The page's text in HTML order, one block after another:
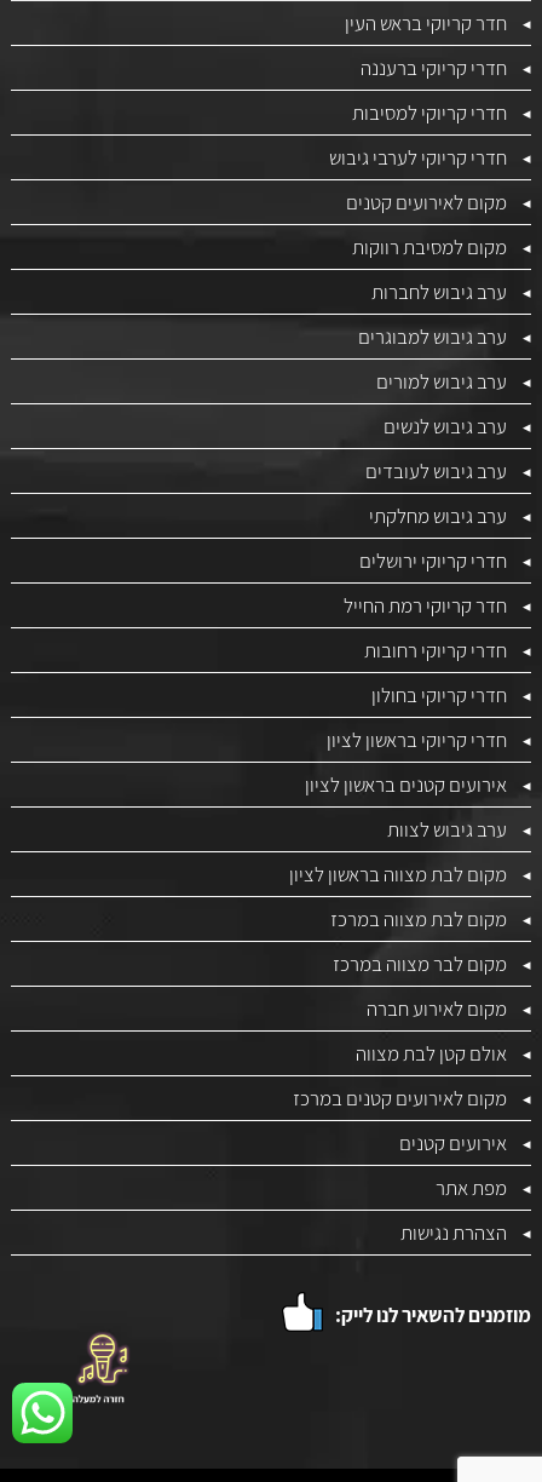
חדר קריוקי בראש העין
חדרי קריוקי ברעננה
חדרי קריוקי למסיבות
חדרי קריוקי לערבי גיבוש
מקום לאירועים קטנים
מקום למסיבת רווקות
ערב גיבוש לחברות
ערב גיבוש למבוגרים
ערב גיבוש למורים
ערב גיבוש לנשים
ערב גיבוש לעובדים
ערב גיבוש מחלקתי
חדרי קריוקי ירושלים
חדר קריוקי רמת החייל
חדרי קריוקי רחובות
חדרי קריוקי בחולון
חדרי קריוקי בראשון לציון
אירועים קטנים בראשון לציון
ערב גיבוש לצוות
מקום לבת מצווה בראשון לציון
מקום לבת מצווה במרכז
מקום לבר מצווה במרכז
מקום לאירוע חברה
אולם קטן לבת מצווה
מקום לאירועים קטנים במרכז
אירועים קטנים
מפת אתר
הצהרת נגישות
מוזמנים להשאיר לנו לייק: